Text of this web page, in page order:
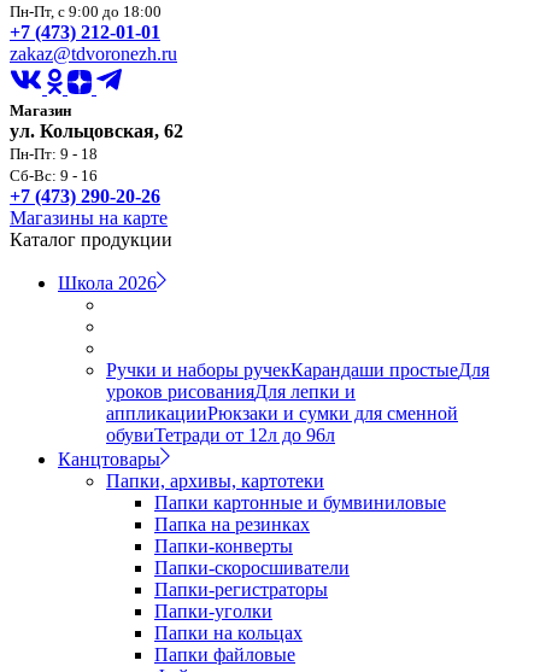
Пн-Пт, с 9:00 до 18:00
+7 (473) 212-01-01
zakaz@tdvoronezh.ru
Магазин
ул. Кольцовская, 62
Пн-Пт: 9 - 18
Сб-Вс: 9 - 16
+7 (473) 290-20-26
Магазины на карте
Каталог продукции
Школа 2026
Ручки и наборы ручекКарандаши простыеДля
уроков рисованияДля лепки и
аппликацииРюкзаки и сумки для сменной
обувиТетради от 12л до 96л
Канцтовары
Папки, архивы, картотеки
Папки картонные и бумвиниловые
Папка на резинках
Папки-конверты
Папки-скоросшиватели
Папки-регистраторы
Папки-уголки
Папки на кольцах
Папки файловые